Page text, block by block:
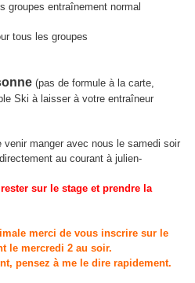
groupes entraînement normal
tous les groupes
(pas de formule à la carte,
Ski à laisser à votre entraîneur
venir manger avec nous le samedi soir
au courant à julien-
sur le stage et prendre la
merci de vous inscrire sur le
le mercredi 2 au soir.
pensez à me le dire rapidement.